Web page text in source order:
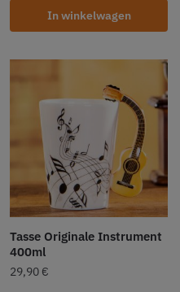
In winkelwagen
Tasse Originale Instrument
400ml
29,90 €